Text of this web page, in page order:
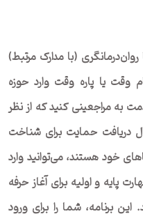
(با مدارک مرتبط)
یا پاره وقت وارد حوزه
مراجعینی کنید که از نظر
دریافت حمایت برای شناخت
خود هستند، می‌توانید وارد
پایه و اولیه برای آغاز حرفه
برنامه، شما را برای ورود